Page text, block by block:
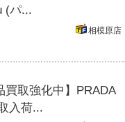
(パ...
相模原店
買取強化中】PRADA
入荷...